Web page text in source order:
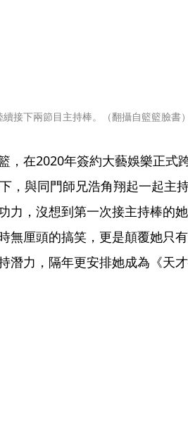
接下兩節目主持棒。（翻攝自籃籃臉書）
，在2020年簽約大藝娛樂正式
，與同門師兄浩角翔起一起主
力，沒想到第一次接主持棒的
無厘頭的搞笑，更是顛覆她只
潛力，隔年更安排她成為《天才